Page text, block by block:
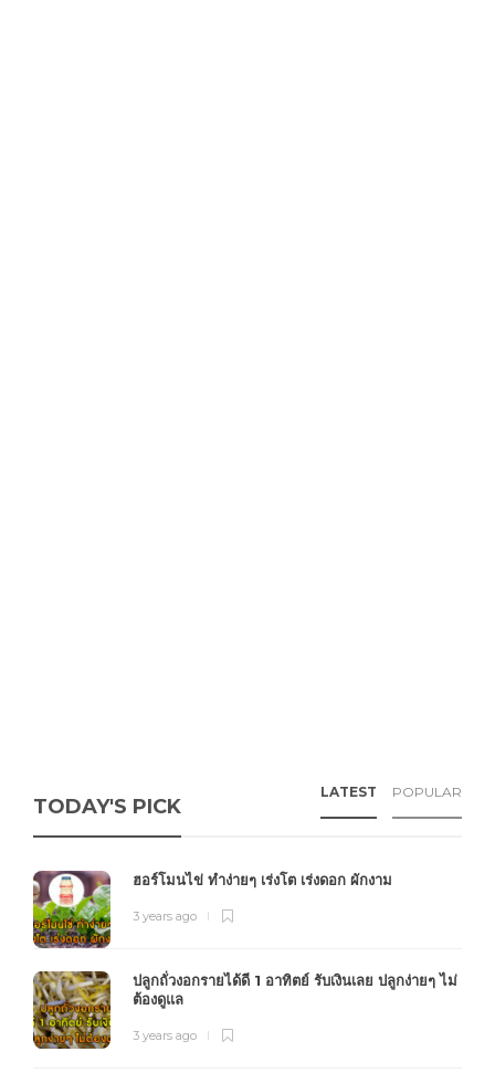
TODAY'S PICK
LATEST POPULAR
ฮอร์โมนไข่ ทำง่ายๆ เร่งโต เร่งดอก ผักงาม
3 years ago
ปลูกถั่วงอกรายได้ดี 1 อาทิตย์ รับเงินเลย ปลูกง่ายๆ ไม่
ต้องดูแล
3 years ago